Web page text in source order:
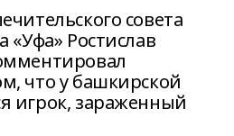
совета
«Уфа» Ростислав
что у башкирской
игрок, зараженный